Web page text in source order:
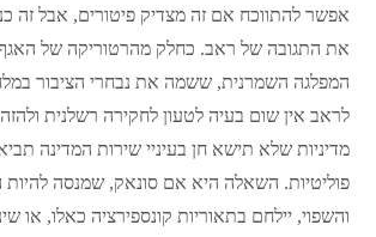
אפשר להתווכח אם זה מצדיק פיטורים, אבל זה
את התגובה של ראב. כחלק מהרטוריקה של האגף
המפלגה השמרנית, ששמה את נבחרי הציבור
לראב אין שום בעיה לטעון לחקירה רשלנית
מדיניות שלא תישא חן בעיניי שירות המדינה
פוליטיות. השאלה היא אם סונאק, שמנסה להיות
והשפוי, יילחם בתאוריות קונספירציה כאלו, או